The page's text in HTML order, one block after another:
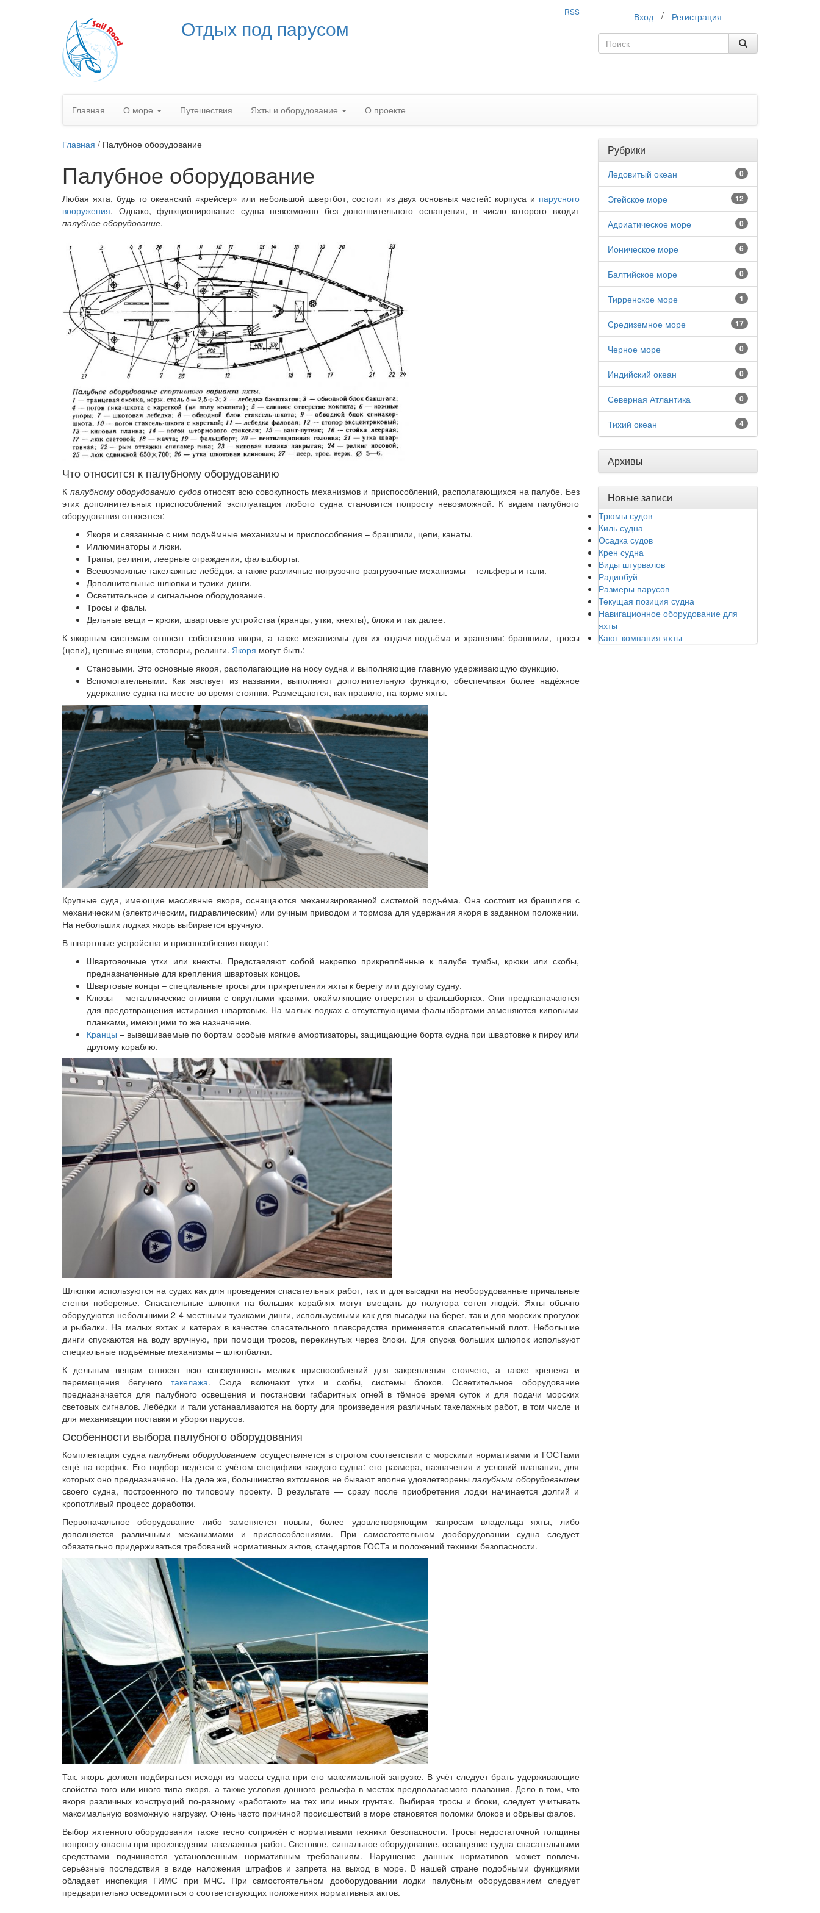
RSS
Отдых под парусом Вход / Регистрация
Главная О море Путешествия Яхты и оборудование О проекте
Главная / Палубное оборудование
Палубное оборудование
Любая яхта, будь то океанский «крейсер» или небольшой швертбот, состоит из двух основных частей: корпуса и парусного
вооружения. Однако, функционирование судна невозможно без дополнительного оснащения, в число которого входит
палубное оборудование.
Что относится к палубному оборудованию
К палубному оборудованию судовотносят всю совокупность механизмов и приспособлений, располагающихся на палубе. Без
этих дополнительных приспособлений эксплуатация любого судна становится попросту невозможной. К видам палубного
оборудования относятся:
Якоря и связанные с ним подъёмные механизмы и приспособления – брашпили, цепи, канаты.
Иллюминаторы и люки.
Трапы, релинги, леерные ограждения, фальшборты.
Всевозможные такелажные лебёдки, а также различные погрузочно-разгрузочные механизмы – тельферы и тали.
Дополнительные шлюпки и тузики-динги.
Осветительное и сигнальное оборудование.
Тросы и фалы.
Дельные вещи – крюки, швартовые устройства (кранцы, утки, кнехты), блоки и так далее.
К якорным системам относят собственно якоря, а также механизмы для их отдачи-подъёма и хранения: брашпили, тросы
(цепи), цепные ящики, стопоры, релинги. Якоря могут быть:
Становыми. Это основные якоря, располагающие на носу судна и выполняющие главную удерживающую функцию.
Вспомогательными. Как явствует из названия, выполняют дополнительную функцию, обеспечивая более надёжное
удержание судна на месте во время стоянки. Размещаются, как правило, на корме яхты.
Крупные суда, имеющие массивные якоря, оснащаются механизированной системой подъёма. Она состоит из брашпиля с
механическим (электрическим, гидравлическим) или ручным приводом и тормоза для удержания якоря в заданном положении.
На небольших лодках якорь выбирается вручную.
В швартовые устройства и приспособления входят:
Швартовочные утки или кнехты. Представляют собой накрепко прикреплённые к палубе тумбы, крюки или скобы,
предназначенные для крепления швартовых концов.
Швартовые концы – специальные тросы для прикрепления яхты к берегу или другому судну.
Клюзы – металлические отливки с округлыми краями, окаймляющие отверстия в фальшбортах. Они предназначаются
для предотвращения истирания швартовых. На малых лодках с отсутствующими фальшбортами заменяются киповыми
планками, имеющими то же назначение.
Кранцы – вывешиваемые по бортам особые мягкие амортизаторы, защищающие борта судна при швартовке к пирсу или
другому кораблю.
Шлюпки используются на судах как для проведения спасательных работ, так и для высадки на необорудованные причальные
стенки побережье. Спасательные шлюпки на больших кораблях могут вмещать до полутора сотен людей. Яхты обычно
оборудуются небольшими 2-4 местными тузиками-динги, используемыми как для высадки на берег, так и для морских прогулок
и рыбалки. На малых яхтах и катерах в качестве спасательного плавсредства применяется спасательный плот. Небольшие
динги спускаются на воду вручную, при помощи тросов, перекинутых через блоки. Для спуска больших шлюпок используют
специальные подъёмные механизмы – шлюпбалки.
К дельным вещам относят всю совокупность мелких приспособлений для закрепления стоячего, а также крепежа и
перемещения бегучеготакелажа. Сюда включают утки и скобы, системы блоков. Осветительное оборудование
предназначается для палубного освещения и постановки габаритных огней в тёмное время суток и для подачи морских
световых сигналов. Лебёдки и тали устанавливаются на борту для произведения различных такелажных работ, в том числе и
для механизации поставки и уборки парусов.
Особенности выбора палубного оборудования
Комплектация суднапалубным оборудованием осуществляется в строгом соответствии с морскими нормативами и ГОСТами
ещё на верфях. Его подбор ведётся с учётом специфики каждого судна: его размера, назначения и условий плавания, для
которых оно предназначено. На деле же, большинство яхтсменов не бывают вполне удовлетвореныпалубным оборудованием
своего судна, построенного по типовому проекту. В результате — сразу после приобретения лодки начинается долгий и
кропотливый процесс доработки.
Первоначальное оборудование либо заменяется новым, более удовлетворяющим запросам владельца яхты, либо
дополняется различными механизмами и приспособлениями. При самостоятельном дооборудовании судна следует
обязательно придерживаться требований нормативных актов, стандартов ГОСТа и положений техники безопасности.
Так, якорь должен подбираться исходя из массы судна при его максимальной загрузке. В учёт следует брать удерживающие
свойства того или иного типа якоря, а также условия донного рельефа в местах предполагаемого плавания. Дело в том, что
якоря различных конструкций по-разному «работают» на тех или иных грунтах. Выбирая тросы и блоки, следует учитывать
максимальную возможную нагрузку. Очень часто причиной происшествий в море становятся поломки блоков и обрывы фалов.
Выбор яхтенного оборудования также тесно сопряжён с нормативами техники безопасности. Тросы недостаточной толщины
попросту опасны при произведении такелажных работ. Световое, сигнальное оборудование, оснащение судна спасательными
средствами подчиняется установленным нормативным требованиям. Нарушение данных нормативов может повлечь
серьёзные последствия в виде наложения штрафов и запрета на выход в море. В нашей стране подобными функциями
обладает инспекция ГИМС при МЧС. При самостоятельном дооборудовании лодки палубным оборудованием следует
предварительно осведомиться о соответствующих положениях нормативных актов.
Рубрики
0
Ледовитый океан
12
Эгейское море
0
Адриатическое море
6
Ионическое море
0
Балтийское море
1
Тирренское море
17
Средиземное море
0
Черное море
0
Индийский океан
0
Северная Атлантика
4
Тихий океан
Архивы
Новые записи
Трюмы судов
Киль судна
Осадка судов
Крен судна
Виды штурвалов
Радиобуй
Размеры парусов
Текущая позиция судна
Навигационное оборудование для
яхты
Кают-компания яхты